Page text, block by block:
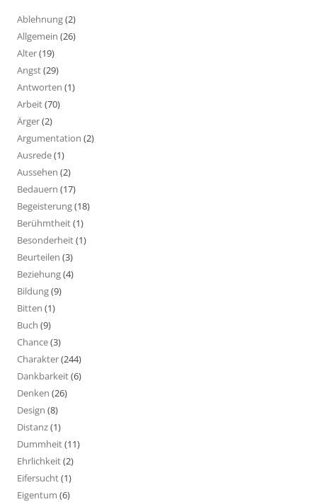
Ablehnung(2)
Allgemein (26)
Alter(19)
Angst(29)
Antworten (1)
Arbeit(70)
Ärger(2)
Argumentation (2)
Ausrede(1)
Aussehen (2)
Bedauern (17)
Begeisterung(18)
Berühmtheit(1)
Besonderheit(1)
Beurteilen (3)
Beziehung(4)
Bildung(9)
Bitten (1)
Buch (9)
Chance(3)
Charakter(244)
Dankbarkeit(6)
Denken (26)
Design (8)
Distanz(1)
Dummheit(11)
Ehrlichkeit(2)
Eifersucht(1)
Eigentum (6)